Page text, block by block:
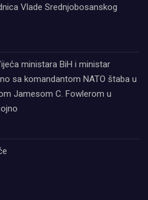
Vlade Srednjobosanskog
ministara BiH i ministar
sa komandantom NATO štaba u
Jamesom C. Fowlerom u